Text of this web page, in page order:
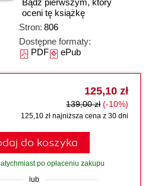
Bądź pierwszym, który
oceni tę książkę
Stron: 806
Dostępne formaty:
PDFePub
125,10 zł
139,00 zł (-10%)
125,10 zł najniższa cena z 30 dni
do koszyka
po opłaceniu zakupu
lub